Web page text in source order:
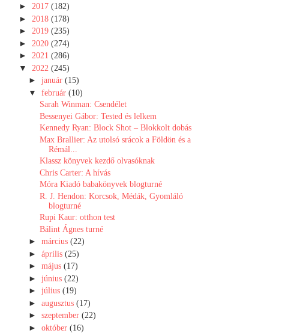
► 2017 (182)
► 2018 (178)
► 2019 (235)
► 2020 (274)
► 2021 (286)
▼ 2022 (245)
►január(15)
▼ február(10)
Sarah Winman: Csendélet
Bessenyei Gábor: Tested és lelkem
Kennedy Ryan: Block Shot – Blokkolt dobás
Max Brallier: Az utolsó srácok a Földön és a
Rémál...
Klassz könyvek kezdő olvasóknak
Chris Carter: A hívás
Móra Kiadó babakönyvek blogturné
R. J. Hendon: Korcsok, Médák, Gyomláló
blogturné
Rupi Kaur: otthon test
Bálint Ágnes turné
►március(22)
►április(25)
►május(17)
►június(22)
►július(19)
►augusztus(17)
►szeptember(22)
►október(16)